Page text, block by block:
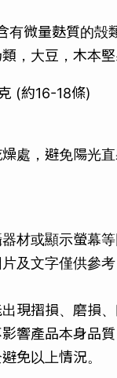
有微量麩質的殻
，大豆，木本
(約16-18條)
處，避免陽光直
材或顯示螢幕
及文字僅供參
現摺損、磨損
響產品本身品
免以上情況。